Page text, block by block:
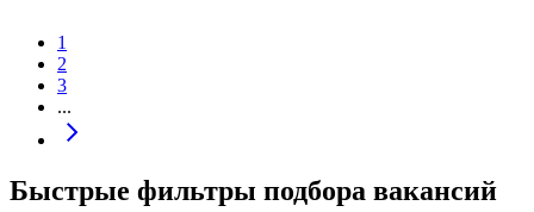
1
2
3
...
Быстрые фильтры подбора вакансий